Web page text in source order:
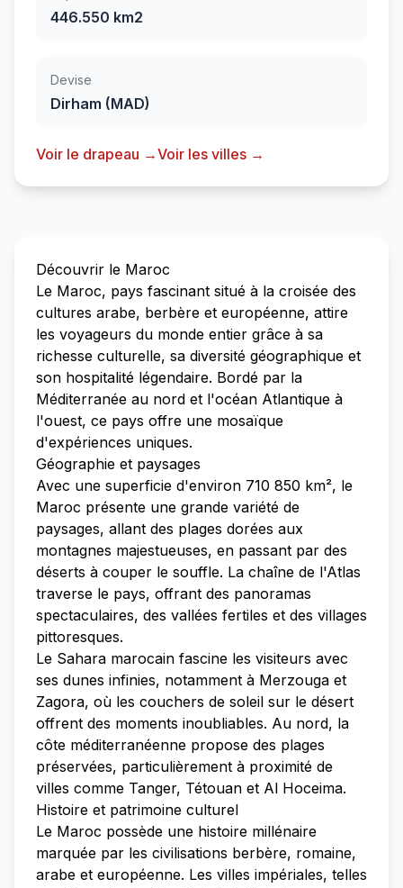
446.550 km2
Devise
Dirham (MAD)
Voir le drapeau →Voir les villes →
Découvrir le Maroc
Le Maroc, pays fascinant situé à la croisée des
cultures arabe, berbère et européenne, attire
les voyageurs du monde entier grâce à sa
richesse culturelle, sa diversité géographique et
son hospitalité légendaire. Bordé par la
Méditerranée au nord et l'océan Atlantique à
l'ouest, ce pays offre une mosaïque
d'expériences uniques.
Géographie et paysages
Avec une superficie d'environ 710 850 km², le
Maroc présente une grande variété de
paysages, allant des plages dorées aux
montagnes majestueuses, en passant par des
déserts à couper le souffle. La chaîne de l'Atlas
traverse le pays, offrant des panoramas
spectaculaires, des vallées fertiles et des villages
pittoresques.
Le Sahara marocain fascine les visiteurs avec
ses dunes infinies, notamment à Merzouga et
Zagora, où les couchers de soleil sur le désert
offrent des moments inoubliables. Au nord, la
côte méditerranéenne propose des plages
préservées, particulièrement à proximité de
villes comme Tanger, Tétouan et Al Hoceima.
Histoire et patrimoine culturel
Le Maroc possède une histoire millénaire
marquée par les civilisations berbère, romaine,
arabe et européenne. Les villes impériales, telles